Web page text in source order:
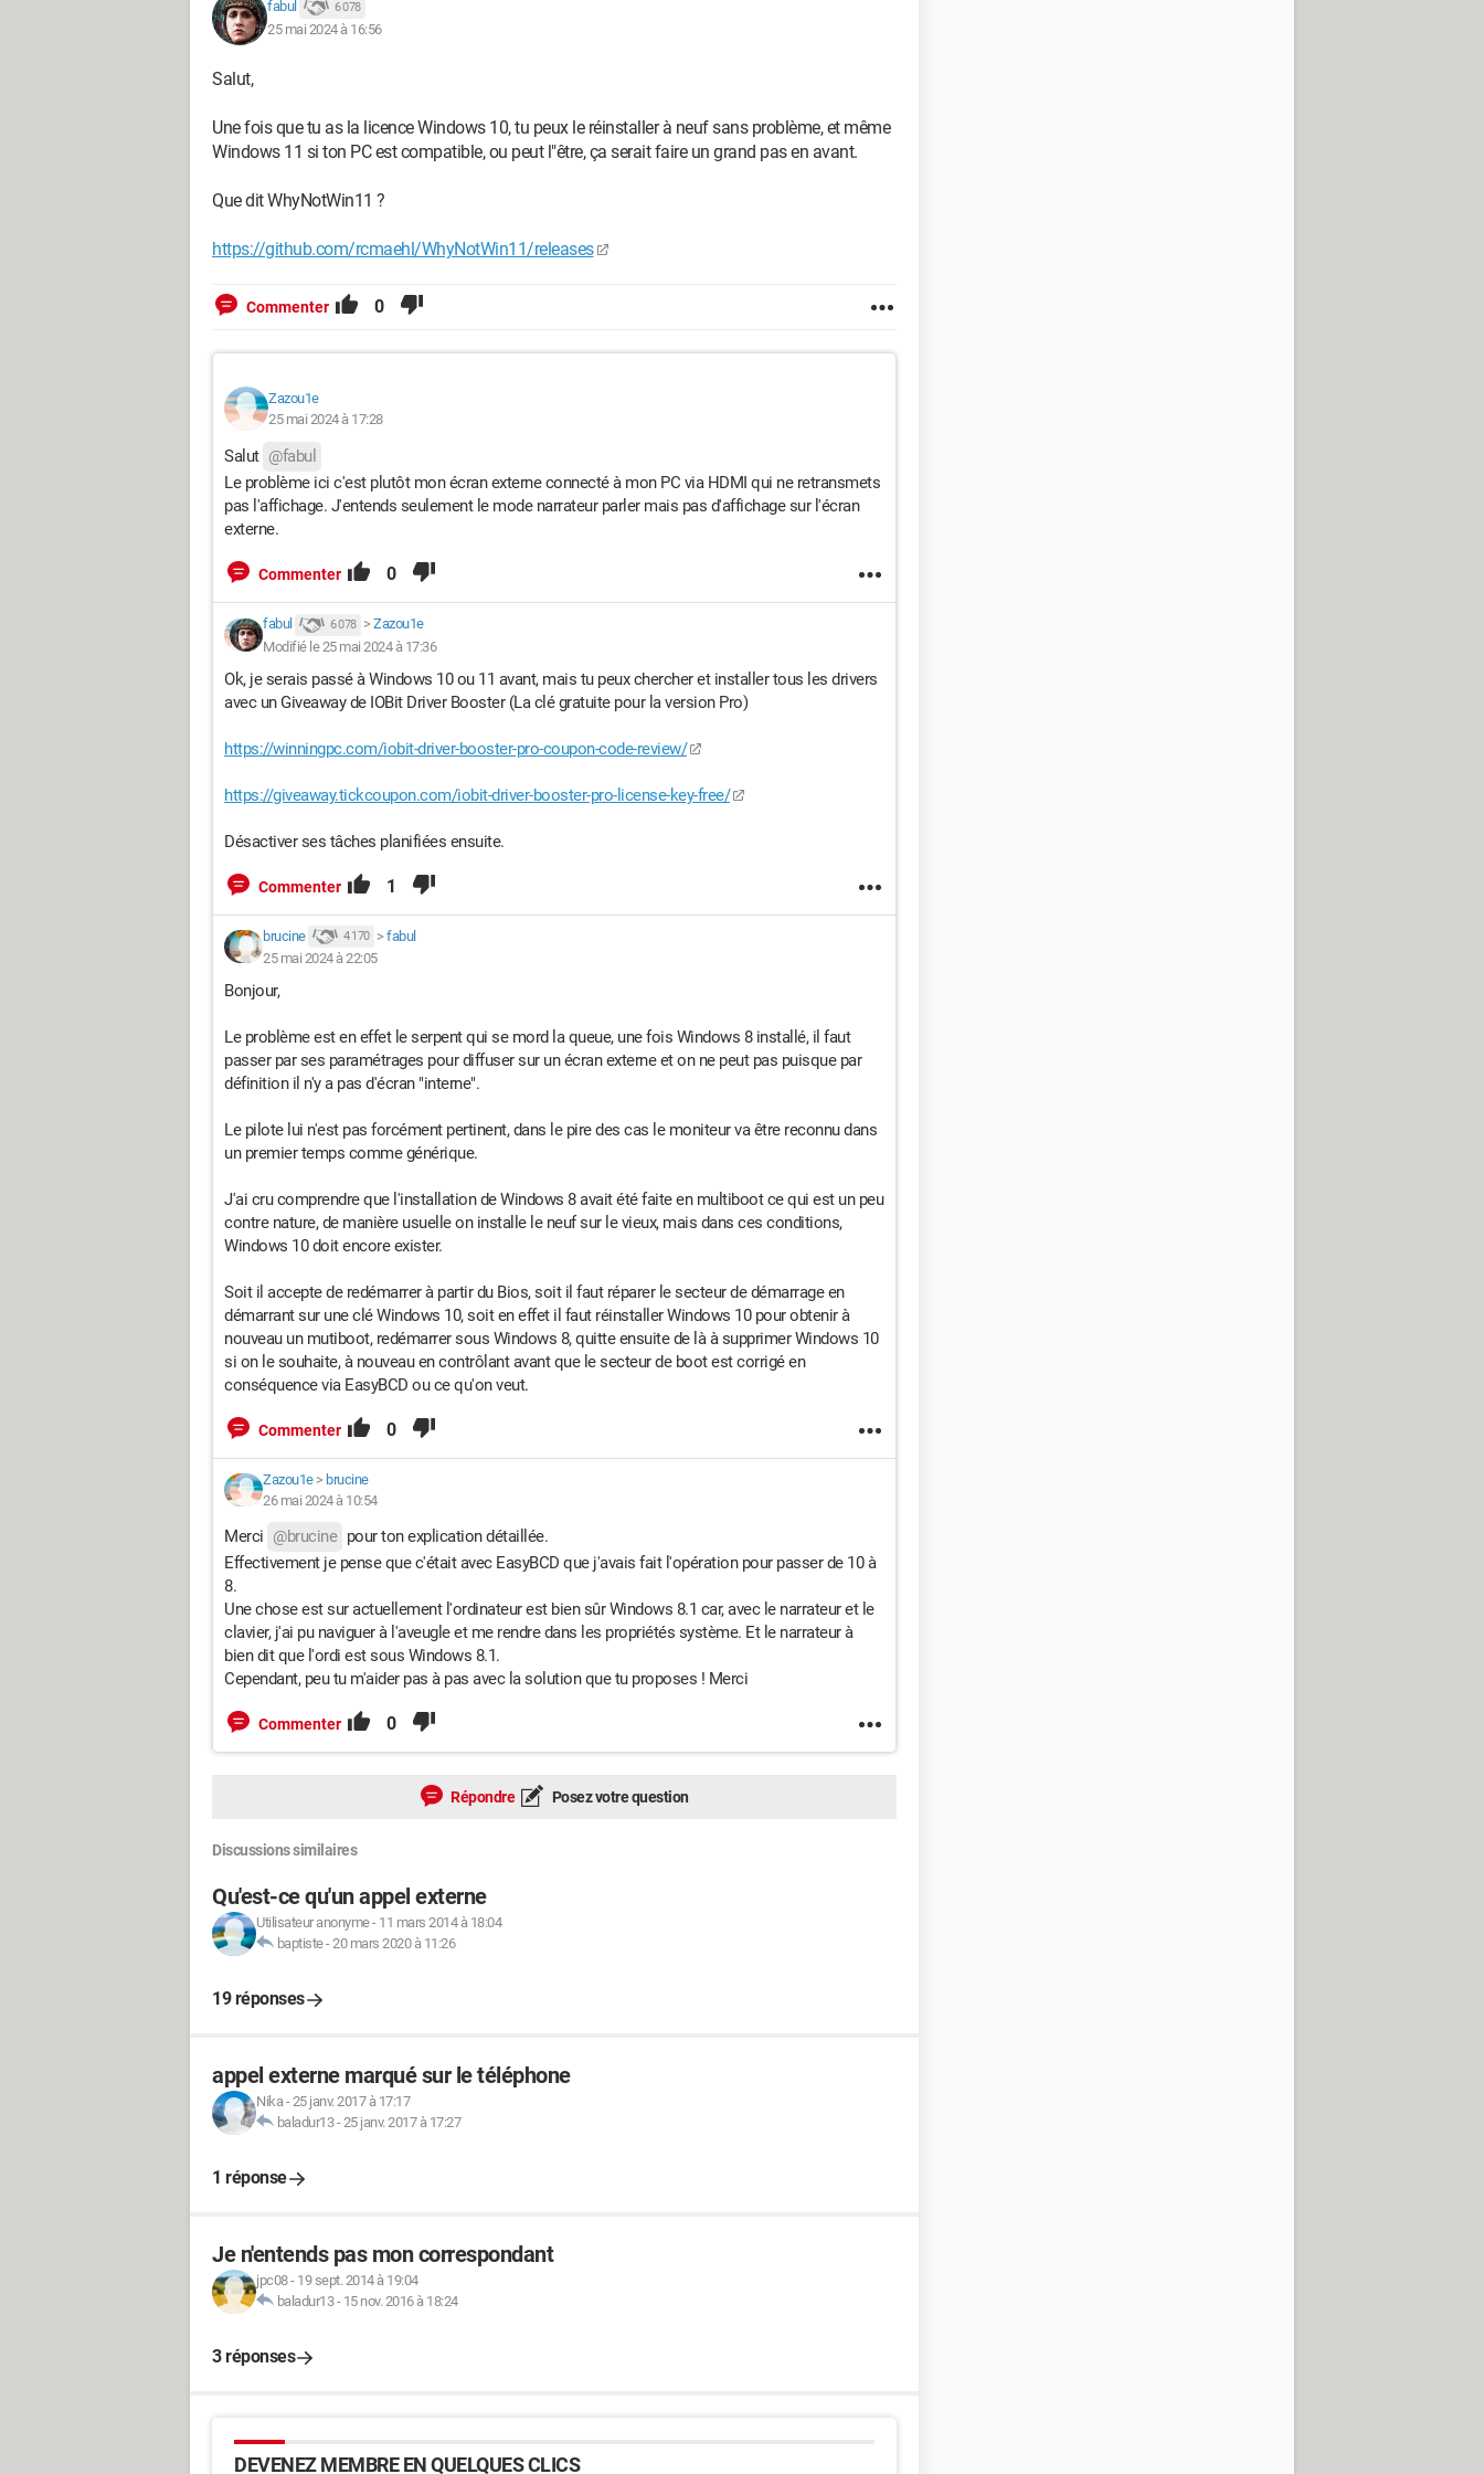
Donc quant jetait et j'allume l'ordinateur, j'entends automatiquement la voix du narrateur. Pour
chaque bouton que j'appuie, le narrateur dit quelques choses. Quant j'essaie d'appuyer les
touches du clavier pour entendre par le narrateur les options qui se présentent, je n'entends
trouvé.
Voici donc le problème auquel je fais face. Désolé d'avoir été vraiment long.
Merci d'avance
fabul 6 078
25 mai 2024 à 16:56
Salut,
Une fois que tu as la licence Windows 10, tu peux le réinstaller à neuf sans problème, et même
Windows 11 si ton PC est compatible, ou peut l"être, ça serait faire un grand pas en avant.
Que dit WhyNotWin11 ?
https://github.com/rcmaehl/WhyNotWin11/releases
Commenter 0
Zazou1e
25 mai 2024 à 17:28
Salut @fabul
Le problème ici c'est plutôt mon écran externe connecté à mon PC via HDMI qui ne retransmets
pas l'affichage. J'entends seulement le mode narrateur parler mais pas d'affichage sur l'écran
externe.
Commenter 0
fabul 6 078 > Zazou1e
Modifié le 25 mai 2024 à 17:36
Ok, je serais passé à Windows 10 ou 11 avant, mais tu peux chercher et installer tous les drivers
avec un Giveaway de IOBit Driver Booster (La clé gratuite pour la version Pro)
https://winningpc.com/iobit-driver-booster-pro-coupon-code-review/
https://giveaway.tickcoupon.com/iobit-driver-booster-pro-license-key-free/
Désactiver ses tâches planifiées ensuite.
Commenter 1
brucine 4 170 > fabul
25 mai 2024 à 22:05
Bonjour,
Le problème est en effet le serpent qui se mord la queue, une fois Windows 8 installé, il faut
passer par ses paramétrages pour diffuser sur un écran externe et on ne peut pas puisque par
définition il n'y a pas d'écran "interne".
Le pilote lui n'est pas forcément pertinent, dans le pire des cas le moniteur va être reconnu dans
un premier temps comme générique.
J'ai cru comprendre que l'installation de Windows 8 avait été faite en multiboot ce qui est un peu
contre nature, de manière usuelle on installe le neuf sur le vieux, mais dans ces conditions,
Windows 10 doit encore exister.
Soit il accepte de redémarrer à partir du Bios, soit il faut réparer le secteur de démarrage en
démarrant sur une clé Windows 10, soit en effet il faut réinstaller Windows 10 pour obtenir à
nouveau un mutiboot, redémarrer sous Windows 8, quitte ensuite de là à supprimer Windows 10
si on le souhaite, à nouveau en contrôlant avant que le secteur de boot est corrigé en
conséquence via EasyBCD ou ce qu'on veut.
Commenter 0
Zazou1e> brucine
26 mai 2024 à 10:54
Merci @brucine pour ton explication détaillée.
Effectivement je pense que c'était avec EasyBCD que j'avais fait l'opération pour passer de 10 à
8.
Une chose est sur actuellement l'ordinateur est bien sûr Windows 8.1 car, avec le narrateur et le
clavier, j'ai pu naviguer à l'aveugle et me rendre dans les propriétés système. Et le narrateur à
bien dit que l'ordi est sous Windows 8.1.
Cependant, peu tu m'aider pas à pas avec la solution que tu proposes ! Merci
Commenter 0
Répondre Posez votre question
Discussions similaires
Qu'est-ce qu'un appel externe
Utilisateur anonyme- 11 mars 2014 à 18:04
baptiste-20 mars 2020 à 11:26
19 réponses
appel externe marqué sur le téléphone
Nika-25 janv. 2017 à 17:17
baladur13-25 janv. 2017 à 17:27
1 réponse
Je n'entends pas mon correspondant
jpc08- 19 sept. 2014 à 19:04
baladur13- 15 nov. 2016 à 18:24
3 réponses
DEVENEZ MEMBRE EN QUELQUES CLICS